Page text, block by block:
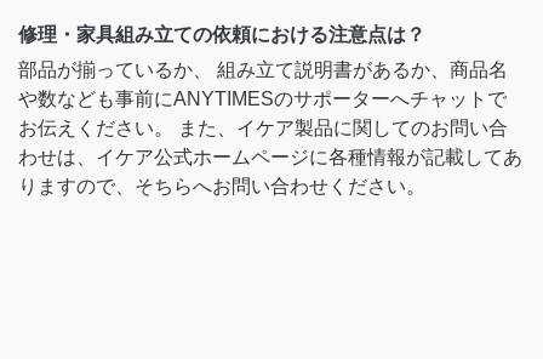
修理・家具組み立ての依頼における注意点は？
部品が揃っているか、 組み立て説明書があるか、商品名
や数なども事前にANYTIMESのサポーターへチャットで
お伝えください。 また、イケア製品に関してのお問い合
わせは、イケア公式ホームページに各種情報が記載してあ
りますので、そちらへお問い合わせください。